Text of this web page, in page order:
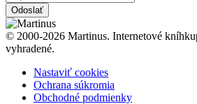
Odoslať
© 2000-2026 Martinus. Internetové
vyhradené.
Nastaviť cookies
Ochrana súkromia
Obchodné podmienky